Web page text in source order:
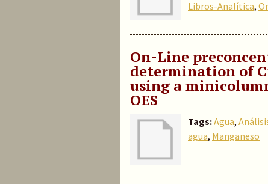
Libros-Analítica,
On-Line
determination of
using a
OES
Tags:Agua,
agua, Manganeso